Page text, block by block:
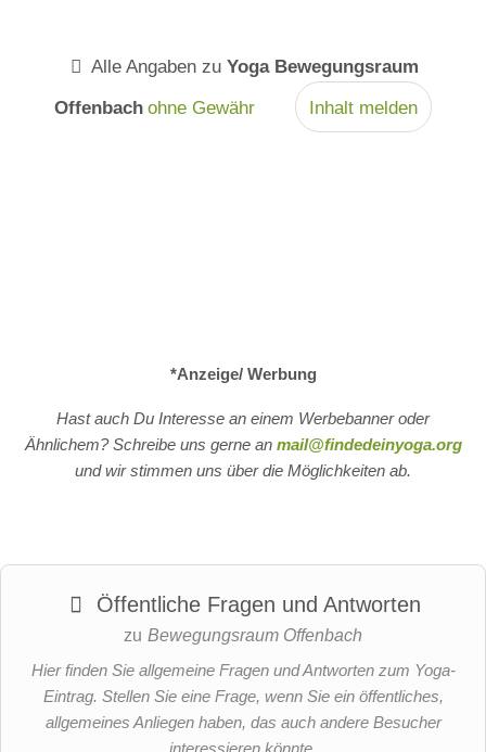
Alle Angaben zuYoga Bewegungsraum
Offenbach ohne Gewähr Inhalt melden
*Anzeige/ Werbung
Hast auch Du Interesse an einem Werbebanner oder
Ähnlichem? Schreibe uns gerne an mail@findedeinyoga.org
und wir stimmen uns über die Möglichkeiten ab.
Öffentliche Fragen und Antworten
zu Bewegungsraum Offenbach
Hier finden Sie allgemeine Fragen und Antworten zum Yoga-
Eintrag. Stellen Sie eine Frage, wenn Sie ein öffentliches,
allgemeines Anliegen haben, das auch andere Besucher
interessieren könnte.